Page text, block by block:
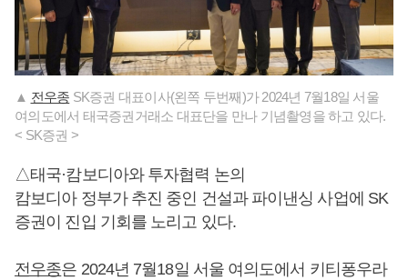
▲ 전우종 SK증권 대표이사(왼쪽 두번째)가 2024년 7월18일 서울
여의도에서 태국증권거래소 대표단을 만나 기념촬영을 하고 있다.
< SK증권 >
△태국·캄보디아와 투자협력 논의
캄보디아 정부가 추진 중인 건설과 파이낸싱 사업에 SK
증권이 진입 기회를 노리고 있다.
전우종은 2024년 7월18일 서울 여의도에서 키티퐁우라